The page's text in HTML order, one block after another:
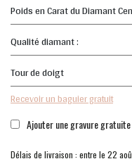
Poids en Carat du Diamant
Qualité diamant :
Tour de doigt
Recevoir un baguier gratuit
Ajouter une gravure gratuite
Délais de livraison : entre le 22